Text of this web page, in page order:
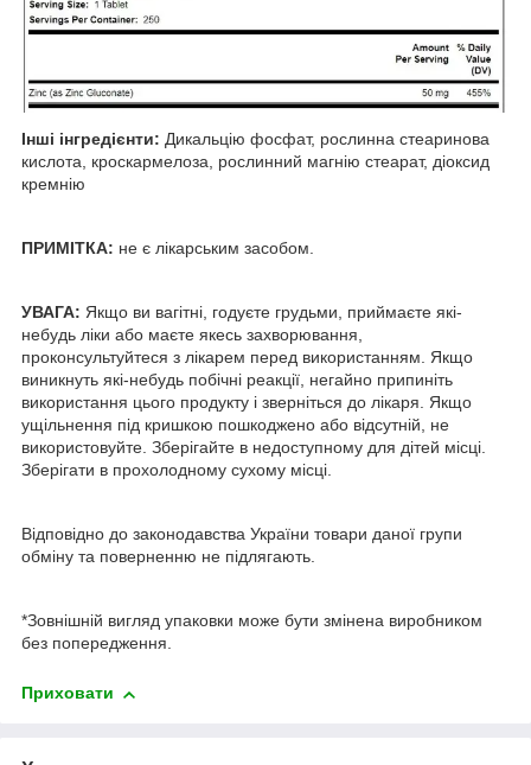
Інші інгредієнти: Дикальцію фосфат, рослинна стеаринова
кислота, кроскармелоза, рослинний магнію стеарат, діоксид
кремнію
ПРИМІТКА: не є лікарським засобом.
УВАГА: Якщо ви вагітні, годуєте грудьми, приймаєте які-
небудь ліки або маєте якесь захворювання,
проконсультуйтеся з лікарем перед використанням. Якщо
виникнуть які-небудь побічні реакції, негайно припиніть
використання цього продукту і зверніться до лікаря. Якщо
ущільнення під кришкою пошкоджено або відсутній, не
використовуйте. Зберігайте в недоступному для дітей місці.
Зберігати в прохолодному сухому місці.
Відповідно до законодавства України товари даної групи
обміну та поверненню не підлягають.
*Зовнішній вигляд упаковки може бути змінена виробником
без попередження.
Приховати